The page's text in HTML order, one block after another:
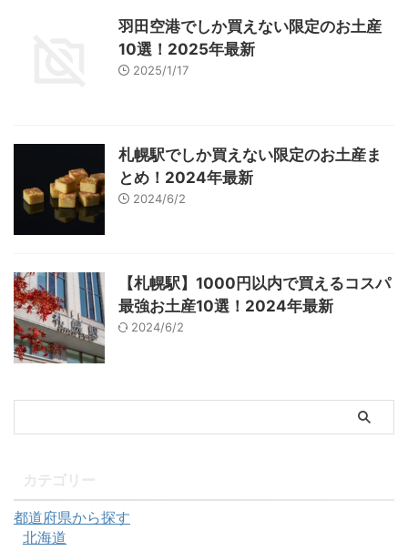
羽田空港でしか買えない限定のお土産
10選！2025年最新
2025/1/17
札幌駅でしか買えない限定のお土産ま
とめ！2024年最新
2024/6/2
【札幌駅】1000円以内で買えるコスパ
最強お土産10選！2024年最新
2024/6/2
都道府県から探す
北海道